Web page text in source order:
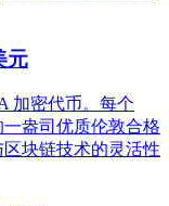
元
加密代币。每个
盎司优质伦敦合格
块链技术的灵活性